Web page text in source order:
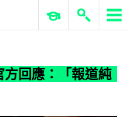
ERP 與商業 AI
方回應：「報道純